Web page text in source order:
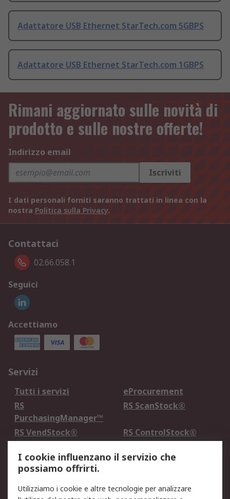
Adattatore USB Ethernet StarTech.com 5GBPS
Adattatore USB Ethernet StarTech.com 1GBPS
Rimani aggiornato sulle novità di
prodotto e sulle nostre offerte!
Indirizzo email
Iscriviti
I dati personali forniti saranno trattati in linea con la
nostra Politica sulla Privacy.
Contattaci
02.66.058.1
Seguici
Accettiamo
Servizi
Tutti i servizi
eProcurement
RS
PurchasingManager™
RS ScanStock®
RS VendStock®
RS ControlStock®
Legale
Informativa Cookie
Informativa Privacy -
I cookie influenzano il servizio che
possiamo offrirti.
Utilizziamo i cookie e altre tecnologie per analizzare